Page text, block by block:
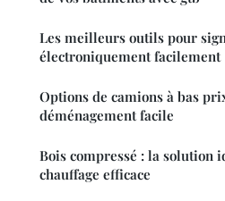
Les meilleurs outils pour
électroniquement facilement
Options de camions à bas
déménagement facile
Bois compressé : la solution
chauffage efficace